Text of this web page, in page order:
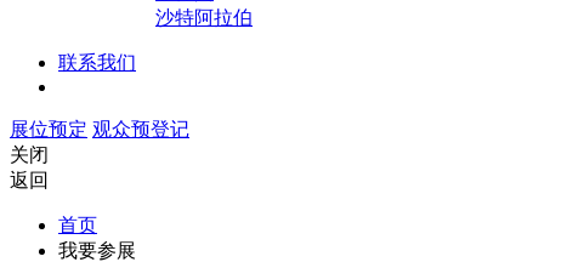
沙特阿拉伯
联系我们
展位预定 观众预登记
关闭
返回
首页
我要参展